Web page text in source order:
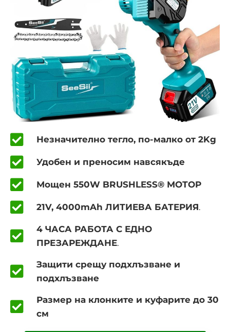
Незначително тегло, по-малко от 2Kg
Удобен и преносим навсякъде
Мощен 550W BRUSHLESS® МОТОР
21V, 4000mAh ЛИТИЕВА БАТЕРИЯ.
4 ЧАСА РАБОТА С ЕДНО
ПРЕЗАРЕЖДАНЕ.
Защити срещу подхлъзване и
подхлъзване
Размер на клонките и куфарите до 30
см